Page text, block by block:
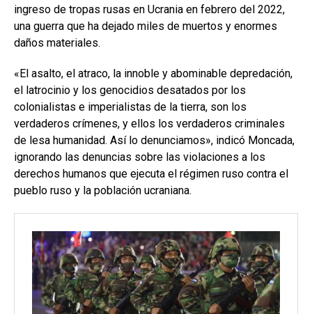
ingreso de tropas rusas en Ucrania en febrero del 2022,
una guerra que ha dejado miles de muertos y enormes
daños materiales.
«El asalto, el atraco, la innoble y abominable depredación,
el latrocinio y los genocidios desatados por los
colonialistas e imperialistas de la tierra, son los
verdaderos crímenes, y ellos los verdaderos criminales
de lesa humanidad. Así lo denunciamos», indicó Moncada,
ignorando las denuncias sobre las violaciones a los
derechos humanos que ejecuta el régimen ruso contra el
pueblo ruso y la población ucraniana.